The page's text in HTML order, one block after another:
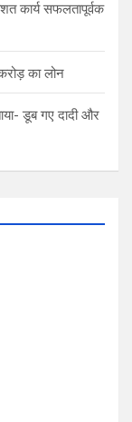
कार्य सफलतापूर्वक
का लोन
डूब गए दादी और